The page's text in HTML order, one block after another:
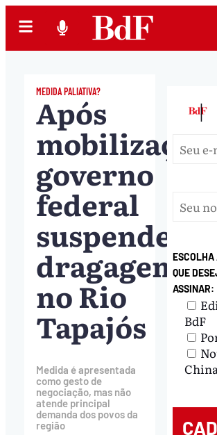
MEDIDA PALIATIVA?
Após
governo
federal
suspende
dragagem
no Rio
Tapajós
Medida é apresentada
como gesto de
negociação, mas não
atende principal
demanda dos povos da
região
|
ESCOLHA
QUE
ASSINAR:
BdF
China